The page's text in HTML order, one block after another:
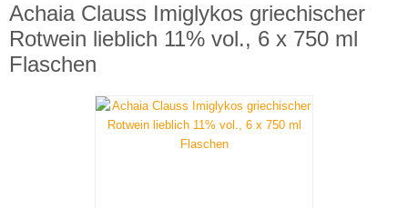
Achaia Clauss Imiglykos griechischer
Rotwein lieblich 11% vol., 6 x 750 ml
Flaschen